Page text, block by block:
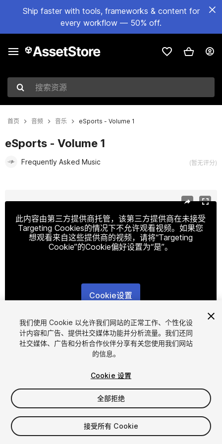
Ship faster with tools, frameworks & content for
every workflow — 50% off.
搜索资源
首页 音频 音乐 eSports - Volume 1
eSports - Volume 1
Frequently Asked Music (暂无评分)
此内容由第三方提供商托管，该第三方提供商在未接受
Targeting Cookies的情况下不允许观看视频。如果您
想观看来自这些提供商的视频，请将“Targeting
Cookie”的Cookie偏好设置为“是”。
Cookie设置
1/2
$24.99
增值税将在结算时计算
我们使用 Cookie 以允许我们网站的正常工作、个性化设
计内容和广告、提供社交媒体功能并分析流量。我们还同
社交媒体、广告和分析合作伙伴分享有关您使用我们网站
的信息。
Cookie 设置
全部拒绝
接受所有 Cookie